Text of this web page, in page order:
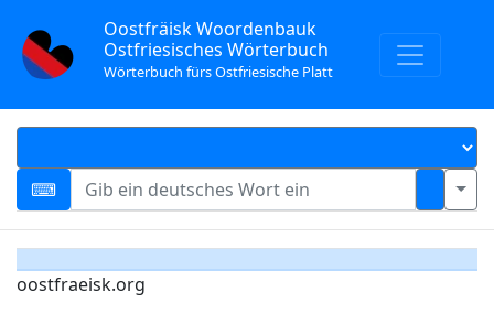
Oostfräisk Woordenbauk
Ostfriesisches Wörterbuch
Wörterbuch fürs Ostfriesische Platt
oostfraeisk.org